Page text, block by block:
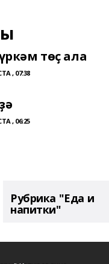
төҫ ала
, 07:38
, 06:25
Рубрика "Еда и
напитки"